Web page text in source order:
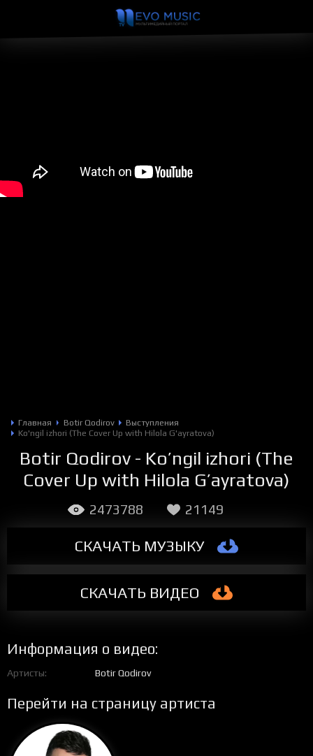
Главная Botir Qodirov
Выступления
Ko'ngil izhori (The Cover Up with Hilola G'ayratova)
Botir Qodirov - Ko’ngil izhori (The
Cover Up with Hilola G’ayratova)
СКАЧАТЬ МУЗЫКУ
СКАЧАТЬ ВИДЕО
2473788 21149
Информация о видео:
Артисты Botir Qodirov
Перейти на страницу артиста